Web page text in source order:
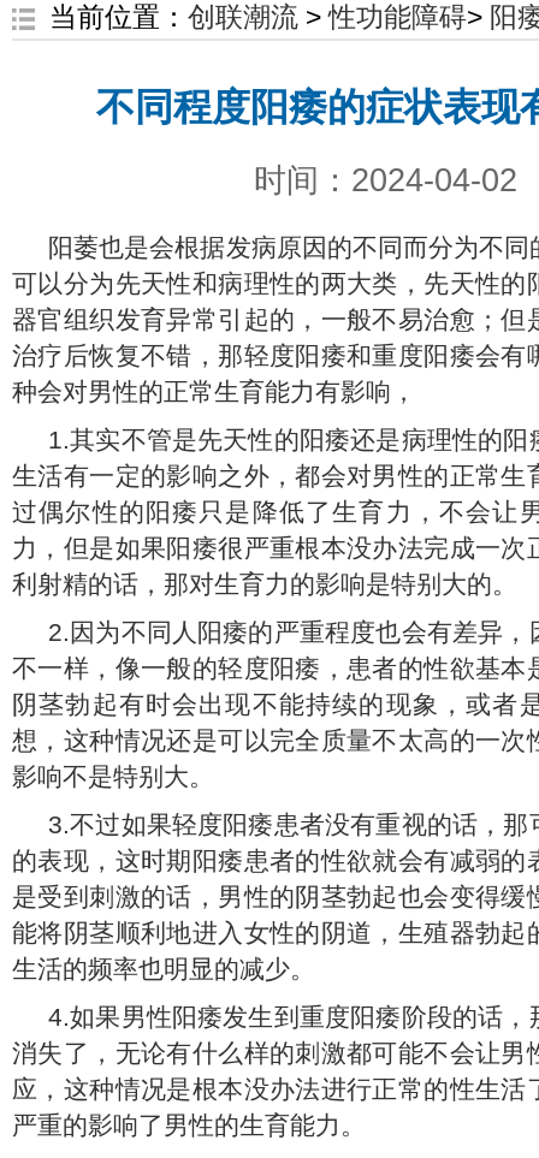
当前位置： 创联潮流>性功能障碍> 阳
不同程度阳痿的症状表现
时间：2024-04-02
阳萎也是会根据发病原因的不同而分为不
可以分为先天性和病理性的两大类，先天性的
器官组织发育异常引起的，一般不易治愈；但
治疗后恢复不错，那轻度阳痿和重度阳痿会有
种会对男性的正常生育能力有影响，
1.其实不管是先天性的阳痿还是病理性的
生活有一定的影响之外，都会对男性的正常生
过偶尔性的阳痿只是降低了生育力，不会让
力，但是如果阳痿很严重根本没办法完成一次
利射精的话，那对生育力的影响是特别大的。
2.因为不同人阳痿的严重程度也会有差异
不一样，像一般的轻度阳痿，患者的性欲基本
阴茎勃起有时会出现不能持续的现象，或者
想，这种情况还是可以完全质量不太高的一次
影响不是特别大。
3.不过如果轻度阳痿患者没有重视的话，
的表现，这时期阳痿患者的性欲就会有减弱的
是受到刺激的话，男性的阴茎勃起也会变得缓
能将阴茎顺利地进入女性的阴道，生殖器勃起
生活的频率也明显的减少。
4.如果男性阳痿发生到重度阳痿阶段的话，
消失了，无论有什么样的刺激都可能不会让男
应，这种情况是根本没办法进行正常的性生活
严重的影响了男性的生育能力。